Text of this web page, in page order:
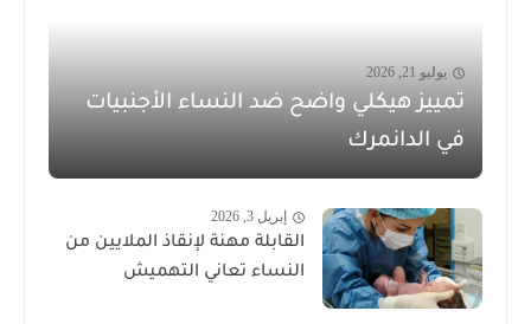
يوليو 21, 2026
تمييز هيكلي واضح ضد النساء الأجنبيات
في الدانمرك
إبريل 3, 2026
القابلة مهنة لإنقاذ الملايين من
النساء تعاني التهميش